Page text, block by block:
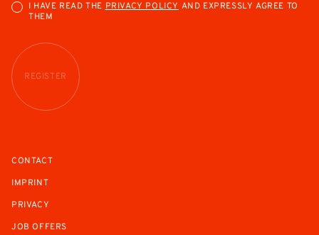
I HAVE READ THEPRIVACY POLICY AND EXPRESSLY AGREE TO
THEM
REGISTER
CONTACT
IMPRINT
PRIVACY
JOB OFFERS